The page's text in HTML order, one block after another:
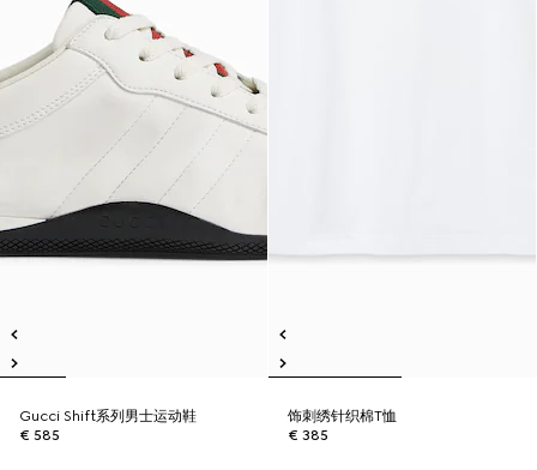
Gucci Shift系列男士运动鞋
€ 585
饰刺绣针织棉T恤
€ 385